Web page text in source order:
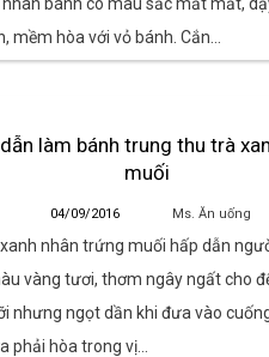
mềm hòa với vỏ bánh. Cắn…
làm bánh trung thu trà
muối
04/09/2016 Ms. Ăn uống
nhân trứng muối hấp dẫn
vàng tươi, thơm ngây ngất cho
nhưng ngọt dần khi đưa vào
phải hòa trong vị…